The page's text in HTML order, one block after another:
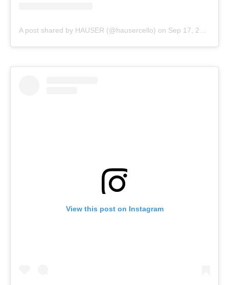
A post shared by HAUSER (@hausercello) on Sep 17, 2018 at 7:08am PDT
View this post on Instagram